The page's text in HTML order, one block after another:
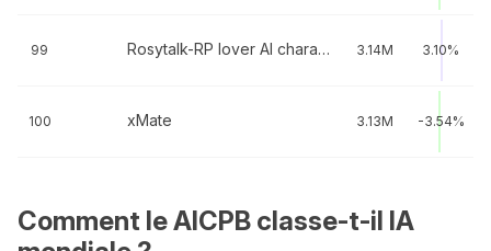
99 Rosytalk-RP lover AI character 3.14M 3.10%
100 xMate 3.13M -3.54%
Comment le AICPB classe-t-il IA